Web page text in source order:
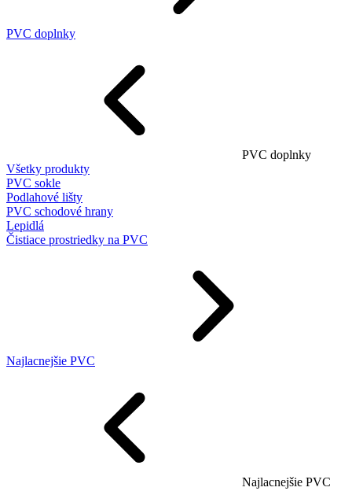
PVC doplnky
PVC doplnky
Všetky produkty
PVC sokle
Podlahové lišty
PVC schodové hrany
Lepidlá
Čistiace prostriedky na PVC
Najlacnejšie PVC
Najlacnejšie PVC